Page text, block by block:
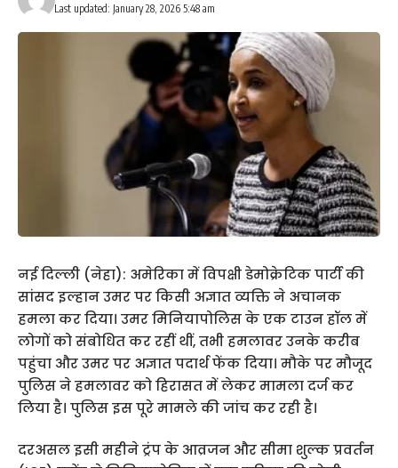
Last updated: January 28, 2026 5:48 am
नई दिल्ली (नेहा): अमेरिका में विपक्षी डेमोक्रेटिक पार्टी की
सांसद इल्हान उमर पर किसी अज्ञात व्यक्ति ने अचानक
हमला कर दिया। उमर मिनियापोलिस के एक टाउन हॉल में
लोगों को संबोधित कर रहीं थीं, तभी हमलावर उनके करीब
पहुंचा और उमर पर अज्ञात पदार्थ फेंक दिया। मौके पर मौजूद
पुलिस ने हमलावर को हिरासत में लेकर मामला दर्ज कर
लिया है। पुलिस इस पूरे मामले की जांच कर रही है।
दरअसल इसी महीने ट्रंप के आव्रजन और सीमा शुल्क प्रवर्तन